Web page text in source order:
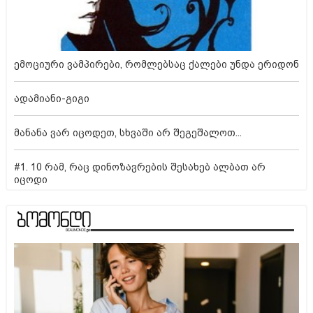
ემოციური ვამპირები, რომლებსაც ქალები უნდა ერიდონ
ადამიანი-გიგი
მანანა ვარ იცოდეთ, სხვაში არ შეგეშალოთ...
#1. 10 რამ, რაც დინოზავრების შესახებ ალბათ არ
იცოდი